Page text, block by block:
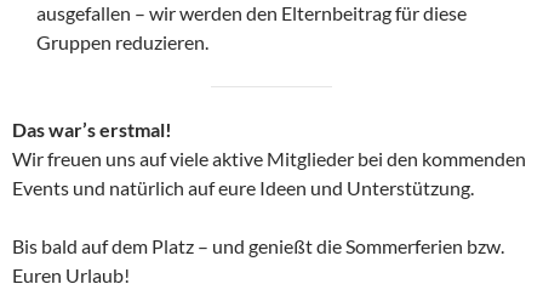
ausgefallen – wir werden den Elternbeitrag für diese
Gruppen reduzieren.
Das war’s erstmal!
Wir freuen uns auf viele aktive Mitglieder bei den kommenden
Events und natürlich auf eure Ideen und Unterstützung.
Bis bald auf dem Platz – und genießt die Sommerferien bzw.
Euren Urlaub!